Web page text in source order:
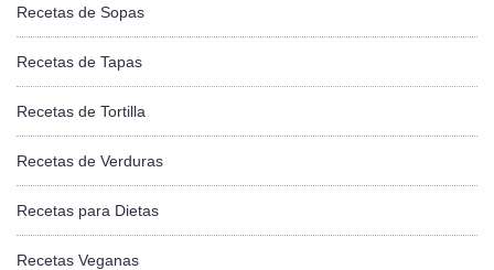
Recetas de Sopas
Recetas de Tapas
Recetas de Tortilla
Recetas de Verduras
Recetas para Dietas
Recetas Veganas